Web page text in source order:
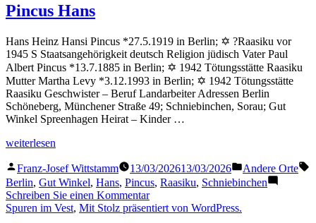
Pincus Hans
Hans Heinz Hansi Pincus *27.5.1919 in Berlin; ✡ ?Raasiku vor
1945 S Staatsangehörigkeit deutsch Religion jüdisch Vater Paul
Albert Pincus *13.7.1885 in Berlin; ✡ 1942 Tötungsstätte Raasiku
Mutter Martha Levy *3.12.1993 in Berlin; ✡ 1942 Tötungsstätte
Raasiku Geschwister – Beruf Landarbeiter Adressen Berlin
Schöneberg, Münchener Straße 49; Schniebinchen, Sorau; Gut
Winkel Spreenhagen Heirat – Kinder …
„Pincus
weiterlesen
Veröffentlicht
von
Franz-Josef Wittstamm 13/03/202613/03/2026
Veröffentlicht
in
Andere Orte
Berlin, Gut Winkel, Hans, Pincus, Raasiku, Schniebinchen
Schreiben Sie einen Kommentarzu
Pincus
Spuren im Vest, Mit Stolz präsentiert von WordPress.